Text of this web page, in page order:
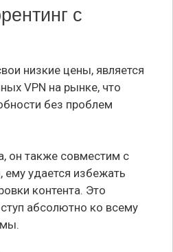
с
низкие цены, является
VPN на рынке, что
без проблем
он также совместим с
ему удается избежать
контента. Это
абсолютно ко всему